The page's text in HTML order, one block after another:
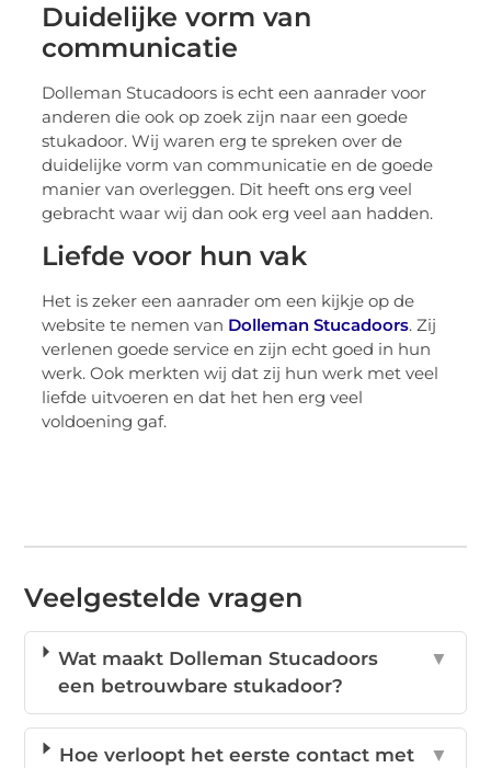
Duidelijke vorm van
communicatie
Dolleman Stucadoors is echt een aanrader voor
anderen die ook op zoek zijn naar een goede
stukadoor. Wij waren erg te spreken over de
duidelijke vorm van communicatie en de goede
manier van overleggen. Dit heeft ons erg veel
gebracht waar wij dan ook erg veel aan hadden.
Liefde voor hun vak
Het is zeker een aanrader om een kijkje op de
website te nemen van Dolleman Stucadoors. Zij
verlenen goede service en zijn echt goed in hun
werk. Ook merkten wij dat zij hun werk met veel
liefde uitvoeren en dat het hen erg veel
voldoening gaf.
Veelgestelde vragen
Wat maakt Dolleman Stucadoors
een betrouwbare stukadoor?
▼
Hoe verloopt het eerste contact met
▼